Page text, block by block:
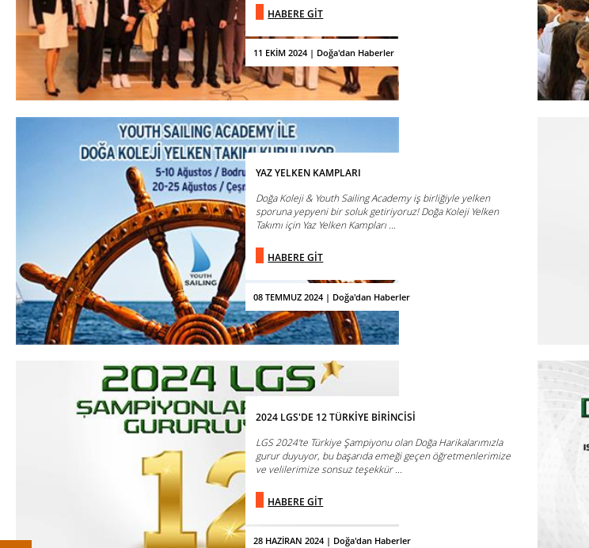
11 EKİM 2024 | Doğa'dan Haberler
HABERE GİT
08 TEMMUZ 2024 | Doğa'dan Haberler
YAZ YELKEN KAMPLARI
Doğa Koleji & Youth Sailing Academy iş birliğiyle yelken
sporuna yepyeni bir soluk getiriyoruz! Doğa Koleji Yelken
Takımı için Yaz Yelken Kampları ...
HABERE GİT
28 HAZİRAN 2024 | Doğa'dan Haberler
2024 LGS'DE 12 TÜRKİYE BİRİNCİSİ
LGS 2024'te Türkiye Şampiyonu olan Doğa Harikalarımızla
gurur duyuyor, bu başarıda emeği geçen öğretmenlerimize
ve velilerimize sonsuz teşekkür ...
HABERE GİT